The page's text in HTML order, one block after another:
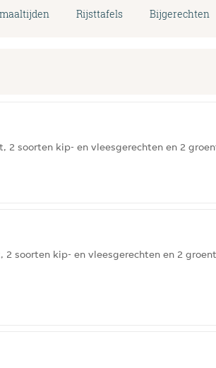
Rijsttafels Bijgerechten
soorten kip- en vleesgerechten en 2
soorten kip- en vleesgerechten en 2